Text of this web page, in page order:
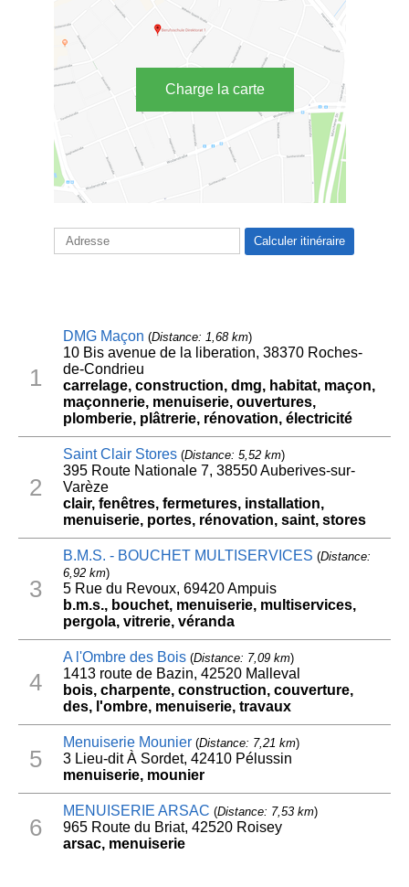
Charge la carte
1
DMG Maçon (Distance: 1,68 km)
10 Bis avenue de la liberation, 38370 Roches-
de-Condrieu
carrelage, construction, dmg, habitat, maçon,
maçonnerie, menuiserie, ouvertures,
plomberie, plâtrerie, rénovation, électricité
2
Saint Clair Stores(Distance: 5,52 km)
395 Route Nationale 7, 38550 Auberives-sur-
Varèze
clair, fenêtres, fermetures, installation,
menuiserie, portes, rénovation, saint, stores
3
B.M.S. - BOUCHET MULTISERVICES (Distance:
6,92 km)
5 Rue du Revoux, 69420 Ampuis
b.m.s., bouchet, menuiserie, multiservices,
pergola, vitrerie, véranda
4
A l'Ombre des Bois(Distance: 7,09 km)
1413 route de Bazin, 42520 Malleval
bois, charpente, construction, couverture,
des, l'ombre, menuiserie, travaux
5
Menuiserie Mounier(Distance: 7,21 km)
3 Lieu-dit À Sordet, 42410 Pélussin
menuiserie, mounier
6
MENUISERIE ARSAC (Distance: 7,53 km)
965 Route du Briat, 42520 Roisey
arsac, menuiserie